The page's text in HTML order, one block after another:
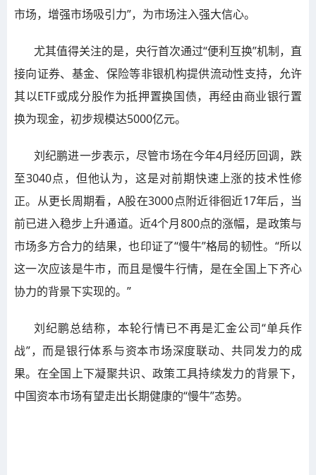
市场，增强市场吸引力”，为市场注入强大信心。
尤其值得关注的是，央行首次通过“便利互换”机制，直
接向证券、基金、保险等非银机构提供流动性支持，允许
其以ETF或成分股作为抵押置换国债，再经由商业银行置
换为现金，初步规模达5000亿元。
刘纪鹏进一步表示，尽管市场在今年4月经历回调，跌
至3040点，但他认为，这是对前期快速上涨的技术性修
正。从更长周期看，A股在3000点附近徘徊近17年后，当
前已进入稳步上升通道。近4个月800点的涨幅，是政策与
市场多方合力的结果，也印证了“慢牛”格局的韧性。“所以
这一次应该是牛市，而且是慢牛行情，是在全国上下齐心
协力的背景下实现的。”
刘纪鹏总结称，本轮行情已不再是汇金公司“单兵作
战”，而是银行体系与资本市场深度联动、共同发力的成
果。在全国上下凝聚共识、政策工具持续发力的背景下，
中国资本市场有望走出长期健康的“慢牛”态势。